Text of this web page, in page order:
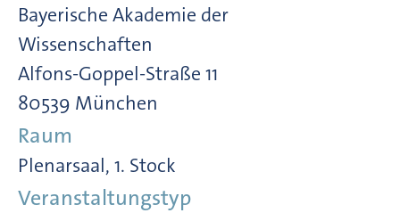
Bayerische Akademie der
Wissenschaften
Alfons-Goppel-Straße 11
80539 München
Raum
Plenarsaal, 1. Stock
Veranstaltungstyp